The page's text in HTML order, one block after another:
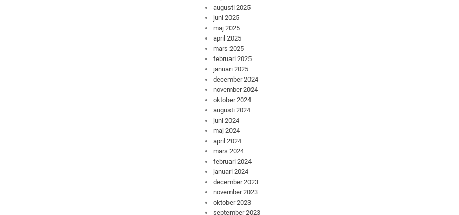
augusti 2025
juni 2025
maj 2025
april 2025
mars 2025
februari 2025
januari 2025
december 2024
november 2024
oktober 2024
augusti 2024
juni 2024
maj 2024
april 2024
mars 2024
februari 2024
januari 2024
december 2023
november 2023
oktober 2023
september 2023